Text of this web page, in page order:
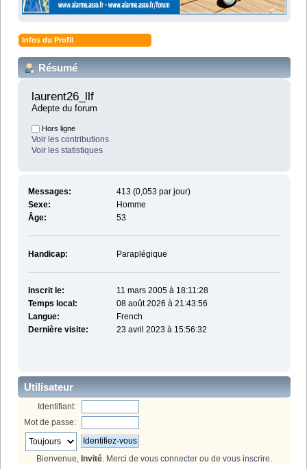
Infos du Profil
Résumé
laurent26_llf
Adepte du forum
Hors ligne
Voir les contributions
Voir les statistiques
Messages:
413 (0,053 par jour)
Sexe:
Homme
Âge:
53
Handicap: Paraplégique
Inscrit le:
11 mars 2005 à 18:11:28
Temps local:
08 août 2026 à 21:43:56
Langue:
French
Dernière visite:
23 avril 2023 à 15:56:32
Utilisateur
Identifiant:
Mot de passe:
Bienvenue, Invité . Merci de vous connecter ou de vous inscrire